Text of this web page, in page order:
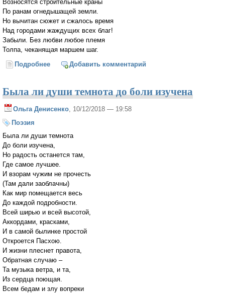
Возносятся строительные краны
По ранам огнедышащей земли.
Но вычитан сюжет и сжалось время
Над городами жаждущих всех благ!
Забыли. Без любви любое племя
Толпа, чеканящая маршем шаг.
Подробнее о Когда пройдешь...
Добавить комментарий
Была ли души темнота до боли изучена
Ольга Денисенко , 10/12/2018 — 19:58
Поэзия
Была ли души темнота
До боли изучена,
Но радость останется там,
Где самое лучшее.
И взорам чужим не прочесть
(Там дали заоблачны)
Как мир помещается весь
До каждой подробности.
Всей ширью и всей высотой,
Аккордами, красками,
И в самой былинке простой
Откроется Пасхою.
И жизни плеснет правота,
Обратная случаю –
Та музыка ветра, и та,
Из сердца поющая.
Всем бедам и злу вопреки